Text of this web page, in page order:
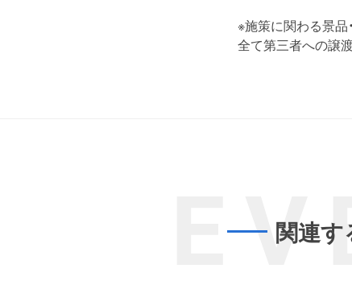
※施策に関わる景品
全て第三者への譲
関連す